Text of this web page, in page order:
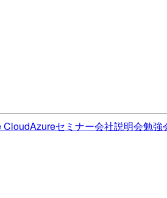
CloudAzureセミナー会社説明会勉強